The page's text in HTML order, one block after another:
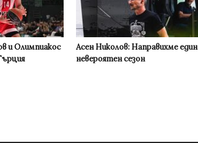
и Олимпиакос
Асен Николов: Направихме един
невероятен сезон